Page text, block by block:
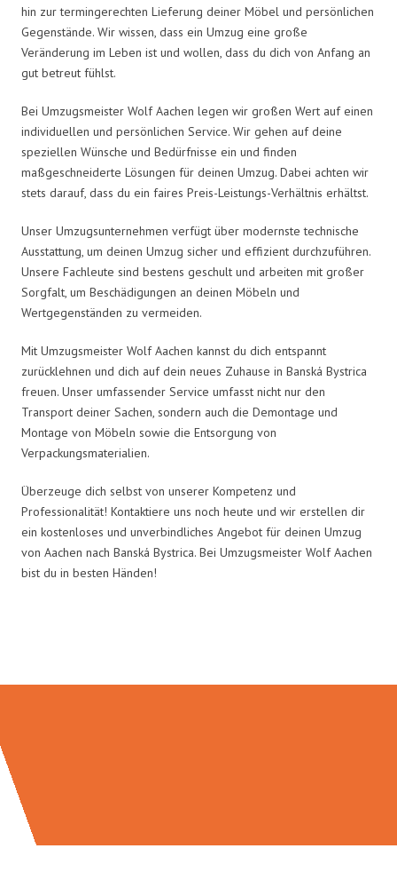
hin zur termingerechten Lieferung deiner Möbel und persönlichen
Gegenstände. Wir wissen, dass ein Umzug eine große
Veränderung im Leben ist und wollen, dass du dich von Anfang an
gut betreut fühlst.
Bei Umzugsmeister Wolf Aachen legen wir großen Wert auf einen
individuellen und persönlichen Service. Wir gehen auf deine
speziellen Wünsche und Bedürfnisse ein und finden
maßgeschneiderte Lösungen für deinen Umzug. Dabei achten wir
stets darauf, dass du ein faires Preis-Leistungs-Verhältnis erhältst.
Unser Umzugsunternehmen verfügt über modernste technische
Ausstattung, um deinen Umzug sicher und effizient durchzuführen.
Unsere Fachleute sind bestens geschult und arbeiten mit großer
Sorgfalt, um Beschädigungen an deinen Möbeln und
Wertgegenständen zu vermeiden.
Mit Umzugsmeister Wolf Aachen kannst du dich entspannt
zurücklehnen und dich auf dein neues Zuhause in Banská Bystrica
freuen. Unser umfassender Service umfasst nicht nur den
Transport deiner Sachen, sondern auch die Demontage und
Montage von Möbeln sowie die Entsorgung von
Verpackungsmaterialien.
Überzeuge dich selbst von unserer Kompetenz und
Professionalität! Kontaktiere uns noch heute und wir erstellen dir
ein kostenloses und unverbindliches Angebot für deinen Umzug
von Aachen nach Banská Bystrica. Bei Umzugsmeister Wolf Aachen
bist du in besten Händen!